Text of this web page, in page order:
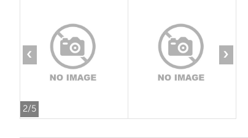
2/5
‹ ›